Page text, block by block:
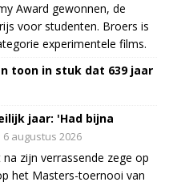
Award gewonnen, de
voor studenten. Broers is
experimentele films.
toon in stuk dat 639 jaar
jaar: 'Had bijna
6 augustus 2026
zijn verrassende zege op
het Masters-toernooi van